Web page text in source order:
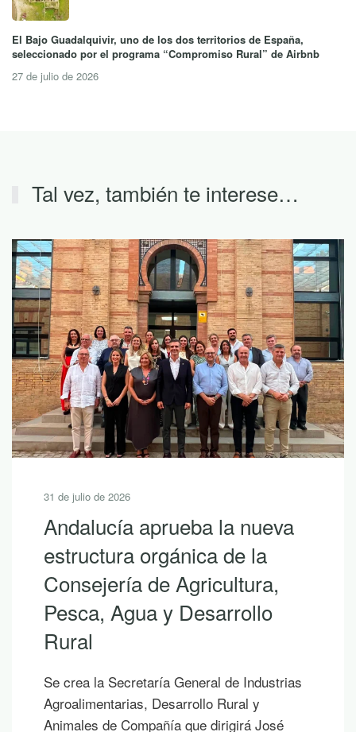
El Bajo Guadalquivir, uno de los dos territorios de España,
seleccionado por el programa “Compromiso Rural” de Airbnb
27 de julio de 2026
Tal vez, también te interese…
31 de julio de 2026
Andalucía aprueba la nueva
estructura orgánica de la
Consejería de Agricultura,
Pesca, Agua y Desarrollo
Rural
Se crea la Secretaría General de Industrias
Agroalimentarias, Desarrollo Rural y
Animales de Compañía que dirigirá José